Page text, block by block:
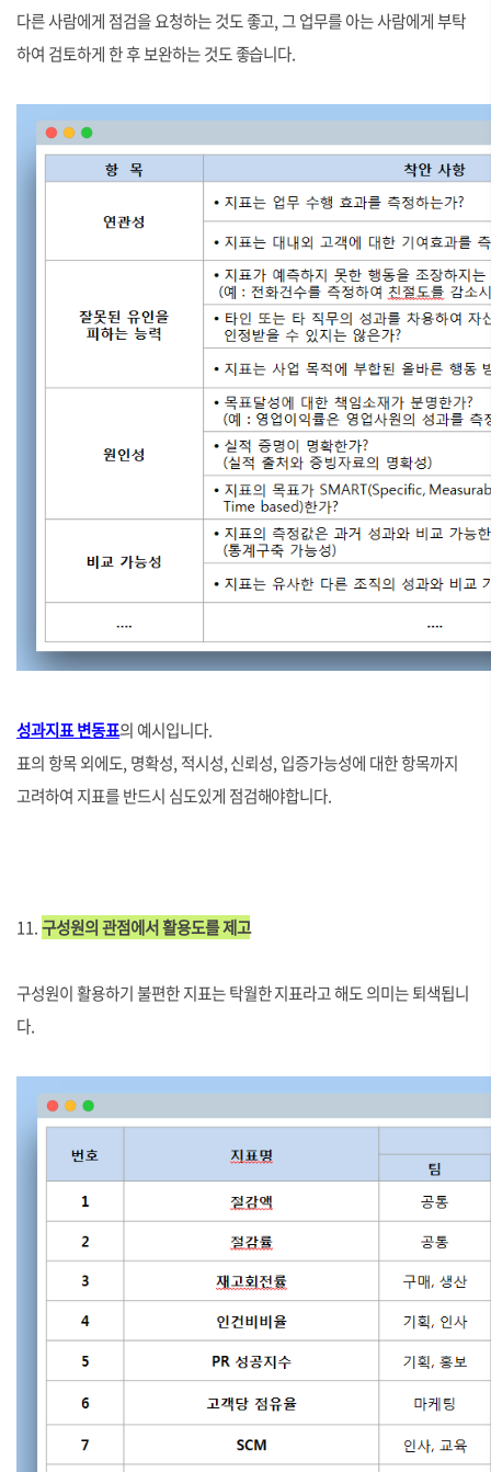
다른 사람에게 점검을 요청하는 것도 좋고, 그 업무를 아는 사람에게 부탁
하여 검토하게 한 후 보완하는 것도 좋습니다.
성과지표 변동표의 예시입니다.
표의 항목 외에도, 명확성, 적시성, 신뢰성, 입증가능성에 대한 항목까지
고려하여 지표를 반드시 심도있게 점검해야합니다.
11.구성원의 관점에서 활용도를 제고
구성원이 활용하기 불편한 지표는 탁월한 지표라고 해도 의미는 퇴색됩니
다.